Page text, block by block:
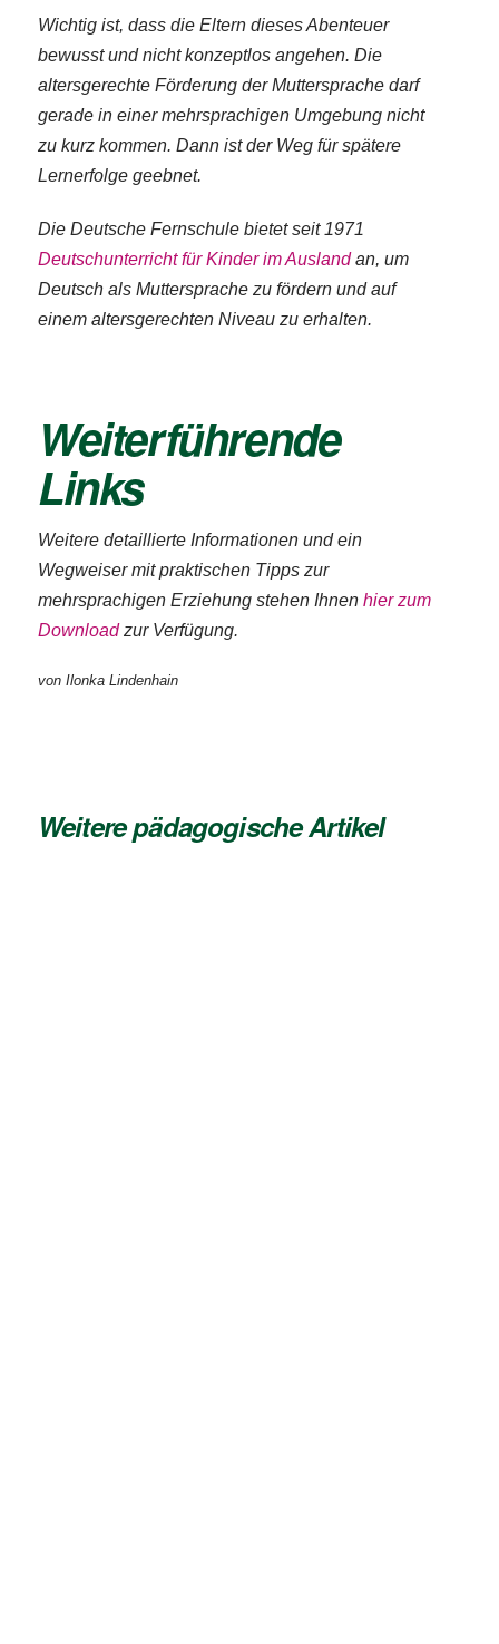
Wichtig ist, dass die Eltern dieses Abenteuer
bewusst und nicht konzeptlos angehen. Die
altersgerechte Förderung der Muttersprache darf
gerade in einer mehrsprachigen Umgebung nicht
zu kurz kommen. Dann ist der Weg für spätere
Lernerfolge geebnet.
Die Deutsche Fernschule bietet seit 1971
Deutschunterricht für Kinder im Auslandan, um
Deutsch als Muttersprache zu fördern und auf
einem altersgerechten Niveau zu erhalten.
Weiterführende
Links
Weitere detaillierte Informationen und ein
Wegweiser mit praktischen Tipps zur
mehrsprachigen Erziehung stehen Ihnen hier zum
Downloadzur Verfügung.
von Ilonka Lindenhain
Weitere pädagogische Artikel